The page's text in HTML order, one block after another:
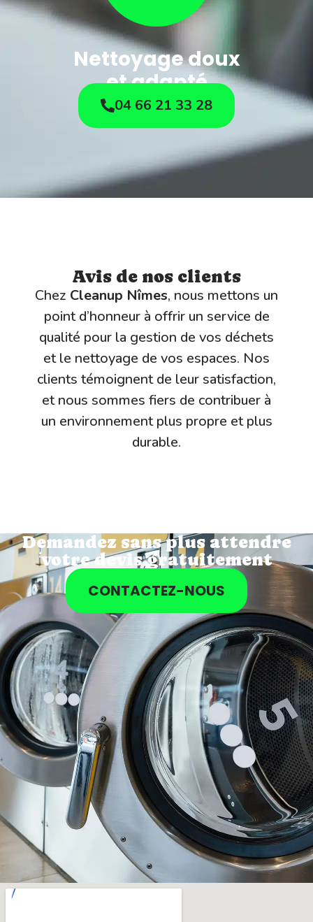
Nettoyage doux
et adapté
04 66 21 33 28
Avis de nos clients
Chez Cleanup Nîmes, nous mettons un
point d’honneur à offrir un service de
qualité pour la gestion de vos déchets
et le nettoyage de vos espaces. Nos
clients témoignent de leur satisfaction,
et nous sommes fiers de contribuer à
un environnement plus propre et plus
durable.
Demandez sans plus attendre
votre devis gratuitement
CONTACTEZ-NOUS